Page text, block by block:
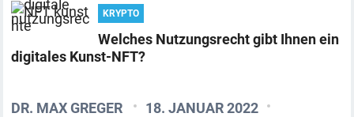
KRYPTO
Welches Nutzungsrecht gibt Ihnen ein
digitales Kunst-NFT?
DR. MAX GREGER
18. JANUAR 2022